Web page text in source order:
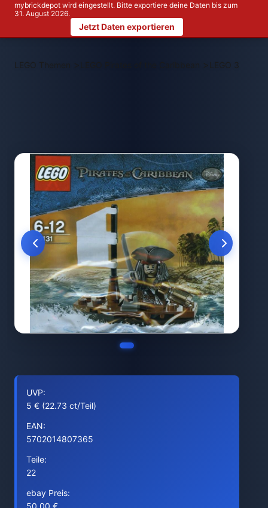
mybrickdepot wird eingestellt. Bitte exportiere deine Daten bis zum
31. August 2026.
Jetzt Daten exportieren
LEGO Themen > LEGO Pirates of the Caribbean > LEGO 30131
UVP:
5 € (22.73 ct/Teil)
EAN:
5702014807365
Teile:
22
ebay Preis:
50,00 €